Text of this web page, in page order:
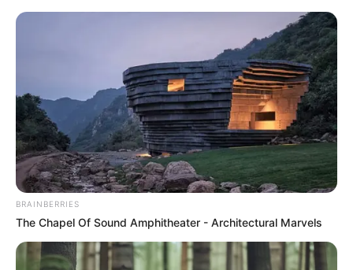
BRAINBERRIES
The Chapel Of Sound Amphitheater - Architectural Marvels